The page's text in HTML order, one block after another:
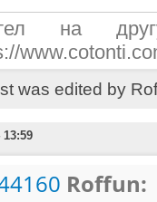
на
was edited by
13:59
Roffun: